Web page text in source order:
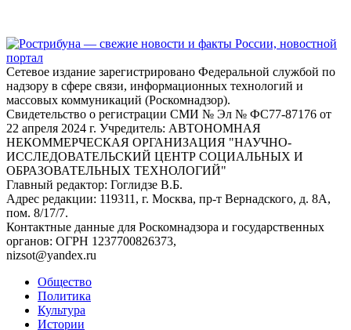
Сетевое издание зарегистрировано Федеральной службой по
надзору в сфере связи, информационных технологий и
массовых коммуникаций (Роскомнадзор).
Свидетельство о регистрации СМИ № Эл № ФС77-87176 от
22 апреля 2024 г. Учредитель: АВТОНОМНАЯ
НЕКОММЕРЧЕСКАЯ ОРГАНИЗАЦИЯ "НАУЧНО-
ИССЛЕДОВАТЕЛЬСКИЙ ЦЕНТР СОЦИАЛЬНЫХ И
ОБРАЗОВАТЕЛЬНЫХ ТЕХНОЛОГИЙ"
Главный редактор: Гоглидзе В.Б.
Адрес редакции: 119311, г. Москва, пр-т Вернадского, д. 8А,
пом. 8/17/7.
Контактные данные для Роскомнадзора и государственных
органов: ОГРН 1237700826373,
nizsot@yandex.ru
Общество
Политика
Культура
Истории